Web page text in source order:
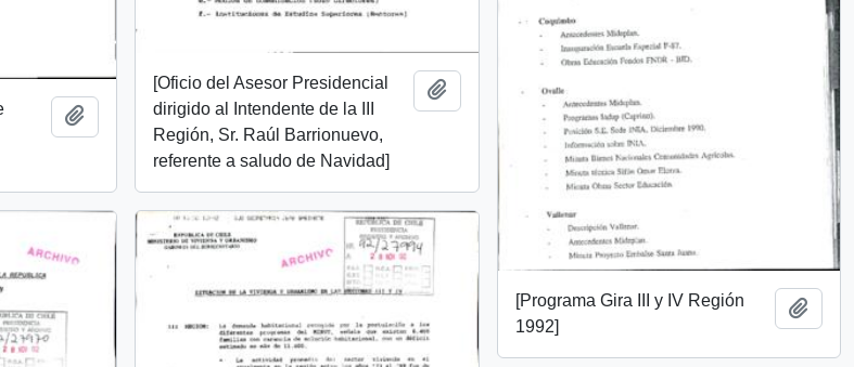
Añadir al portapapeles
[Oficio del Asesor Presidencial
dirigido al Intendente de la III
Región, Sr. Raúl Barrionuevo,
referente a saludo de Navidad]
Añadir al portapapeles
[Programa Gira III y IV Región
1992]